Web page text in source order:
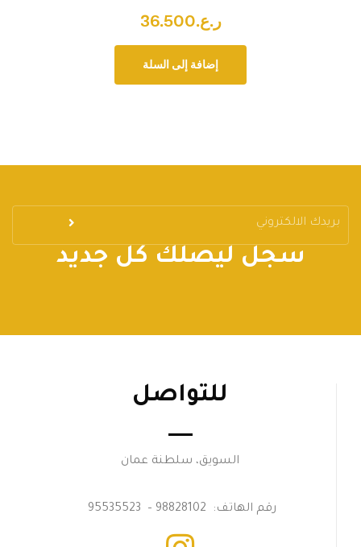
ر.ع.36.500
إضافة إلى السلة
سجل ليصلك كل جديد
للتواصل
السويق، سلطنة عمان
رقم الهاتف: 98828102 – 95535523